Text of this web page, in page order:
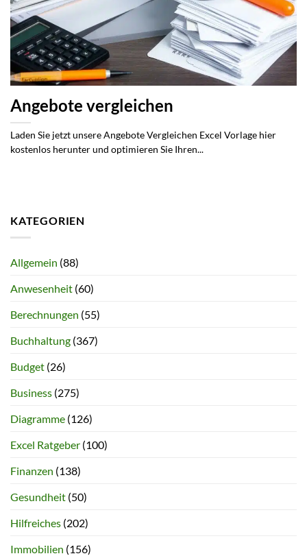
Angebote vergleichen
Laden Sie jetzt unsere Angebote Vergleichen Excel Vorlage hier
kostenlos herunter und optimieren Sie Ihren...
KATEGORIEN
Allgemein (88)
Anwesenheit (60)
Berechnungen (55)
Buchhaltung (367)
Budget (26)
Business (275)
Diagramme (126)
Excel Ratgeber (100)
Finanzen (138)
Gesundheit (50)
Hilfreiches (202)
Immobilien (156)